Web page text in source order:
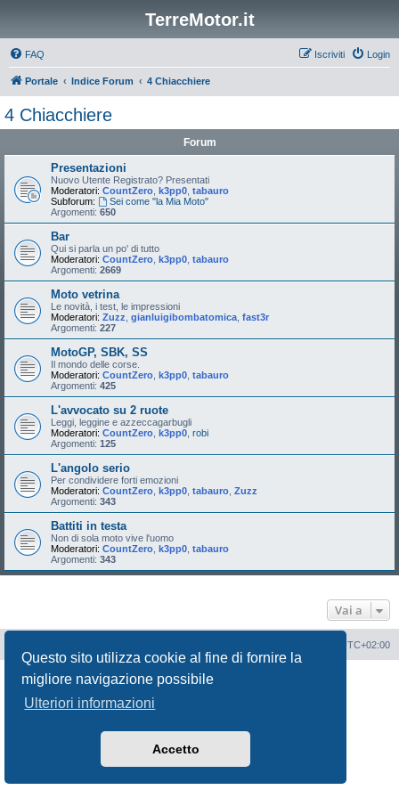
Questo sito utilizza cookie al fine di fornire la
migliore navigazione possibile
Ulteriori informazioni
Accetto
TerreMotor.it
FAQ Login
Iscriviti
Portale Indice Forum 4 Chiacchiere
4 Chiacchiere
Forum
Presentazioni
Nuovo Utente Registrato? Presentati
Moderatori: CountZero k3pp0 tabauro
Subforum:
Sei come "la Mia Moto"
Argomenti: 650
Bar
Qui si parla un po' di tutto
Moderatori: CountZero k3pp0 tabauro
Argomenti: 2669
Moto vetrina
Le novità, i test, le impressioni
Moderatori: Zuzz gianluigibombatomica fast3r
Argomenti: 227
MotoGP, SBK, SS
Il mondo delle corse.
Moderatori: CountZero k3pp0 tabauro
Argomenti: 425
L'avvocato su 2 ruote
Leggi, leggine e azzeccagarbugli
Moderatori: CountZero k3pp0 robi
Argomenti: 125
L'angolo serio
Per condividere forti emozioni
Moderatori: CountZero k3pp0 tabauro Zuzz
Argomenti: 343
Battiti in testa
Non di sola moto vive l'uomo
Moderatori: CountZero k3pp0 tabauro
Argomenti: 343
Vai a
UTC+02:00
Creato daphpBB® Forum Software © phpBB Limited